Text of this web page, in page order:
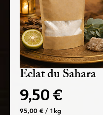
Eclat du Sahara
9,50 €
95,00 € / 1kg